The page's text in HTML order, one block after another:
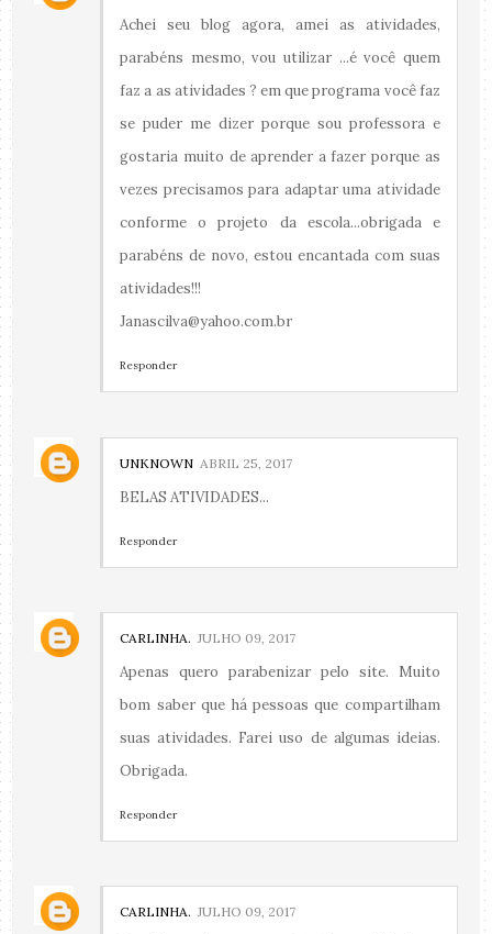
Achei seu blog agora, amei as atividades,
parabéns mesmo, vou utilizar ...é você quem
faz a as atividades ? em que programa você faz
se puder me dizer porque sou professora e
gostaria muito de aprender a fazer porque as
vezes precisamos para adaptar uma atividade
conforme o projeto da escola...obrigada e
parabéns de novo, estou encantada com suas
atividades!!!
Janascilva@yahoo.com.br
Responder
UNKNOWN ABRIL 25, 2017
BELAS ATIVIDADES...
Responder
CARLINHA. JULHO 09, 2017
Apenas quero parabenizar pelo site. Muito
bom saber que há pessoas que compartilham
suas atividades. Farei uso de algumas ideias.
Obrigada.
Responder
CARLINHA. JULHO 09, 2017